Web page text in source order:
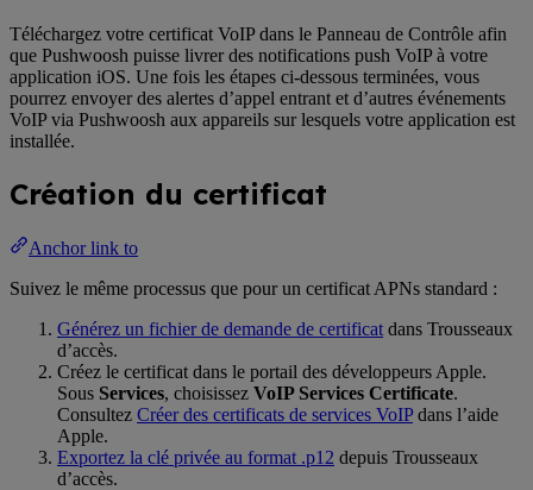
Téléchargez votre certificat VoIP dans le Panneau de Contrôle afin
que Pushwoosh puisse livrer des notifications push VoIP à votre
application iOS. Une fois les étapes ci-dessous terminées, vous
pourrez envoyer des alertes d’appel entrant et d’autres événements
VoIP via Pushwoosh aux appareils sur lesquels votre application est
installée.
Création du certificat
Anchor link to
Suivez le même processus que pour un certificat APNs standard :
Générez un fichier de demande de certificat dans Trousseaux
d’accès.
Créez le certificat dans le portail des développeurs Apple.
Sous Services, choisissez VoIP Services Certificate.
Consultez Créer des certificats de services VoIPdans l’aide
Apple.
Exportez la clé privée au format .p12 depuis Trousseaux
d’accès.